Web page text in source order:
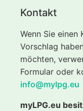
Kontakt
Wenn Sie einen
Vorschlag
möchten,
Formular oder
info@mylpg.eu
myLPG.eu